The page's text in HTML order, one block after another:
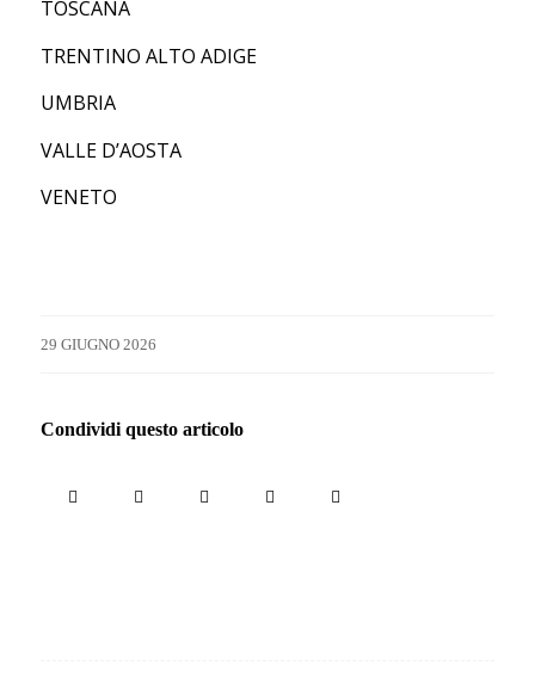
TOSCANA
TRENTINO ALTO ADIGE
UMBRIA
VALLE D’AOSTA
VENETO
29 GIUGNO 2026
Condividi questo articolo